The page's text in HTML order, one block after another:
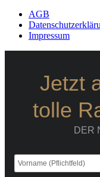
AGB
Impressum
Jetzt
tolle
DER